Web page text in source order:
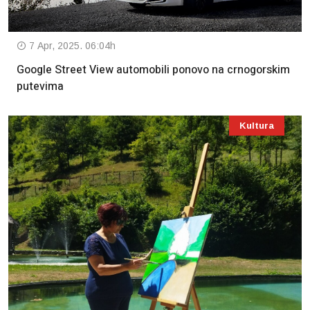
7 Apr, 2025. 06:04h
Google Street View automobili ponovo na crnogorskim
putevima
Kultura